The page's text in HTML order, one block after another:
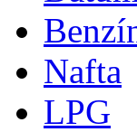
Nafta
LPG